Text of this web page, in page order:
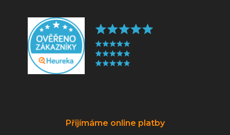
Přijímáme online platby